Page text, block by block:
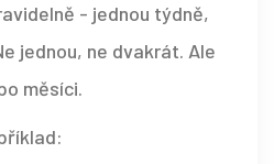
- jednou týdně,
jednou, ne dvakrát. Ale
měsíci.